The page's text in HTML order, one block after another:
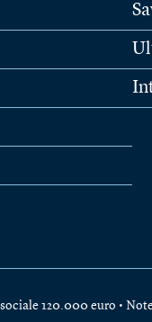
120.000 euro •